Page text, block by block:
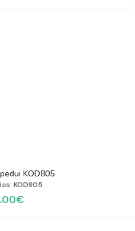
KOD805
KOD805
€